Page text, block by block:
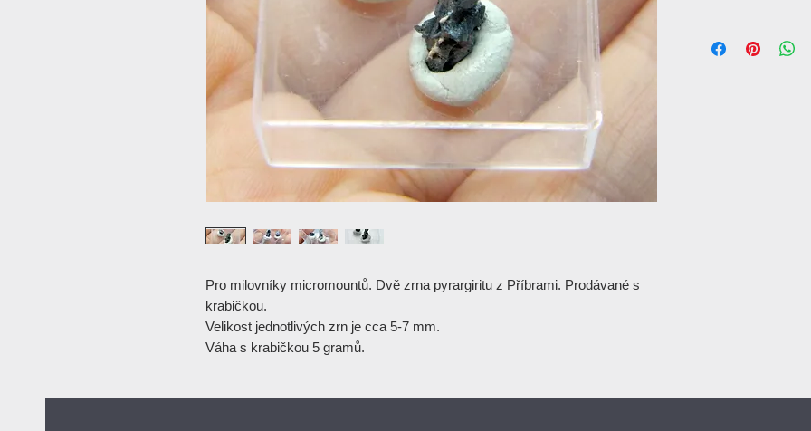
Pro milovníky micromountů. Dvě zrna pyrargiritu z Příbrami. Prodávané s
krabičkou.
Velikost jednotlivých zrn je cca 5-7 mm.
Váha s krabičkou 5 gramů.